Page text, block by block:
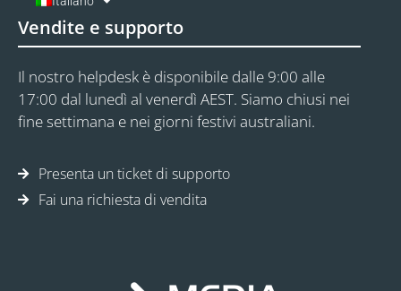
Vendite e supporto
Il nostro helpdesk è disponibile dalle 9:00 alle
17:00 dal lunedì al venerdì AEST. Siamo chiusi nei
fine settimana e nei giorni festivi australiani.
Presenta un ticket di supporto
Fai una richiesta di vendita